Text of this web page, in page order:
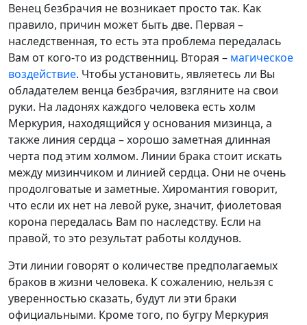
Венец безбрачия не возникает просто так. Как
правило, причин может быть две. Первая –
наследственная, то есть эта проблема передалась
Вам от кого-то из родственниц. Вторая – магическое
воздействие. Чтобы установить, являетесь ли Вы
обладателем венца безбрачия, взгляните на свои
руки. На ладонях каждого человека есть холм
Меркурия, находящийся у основания мизинца, а
также линия сердца – хорошо заметная длинная
черта под этим холмом. Линии брака стоит искать
между мизинчиком и линией сердца. Они не очень
продолговатые и заметные. Хиромантия говорит,
что если их нет на левой руке, значит, фиолетовая
корона передалась Вам по наследству. Если на
правой, то это результат работы колдунов.
Эти линии говорят о количестве предполагаемых
браков в жизни человека. К сожалению, нельзя с
уверенностью сказать, будут ли эти браки
официальными. Кроме того, по бугру Меркурия